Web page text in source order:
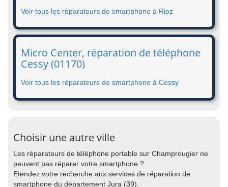
Voir tous les réparateurs de smartphone à Rioz
Micro Center, réparation de téléphone
Cessy (01170)
Voir tous les réparateurs de smartphone à Cessy
Choisir une autre ville
Les réparateurs de téléphone portable sur Champrougier ne
peuvent pas réparer votre smartphone ?
Etendez votre recherche aux services de réparation de
smartphone du département Jura (39).